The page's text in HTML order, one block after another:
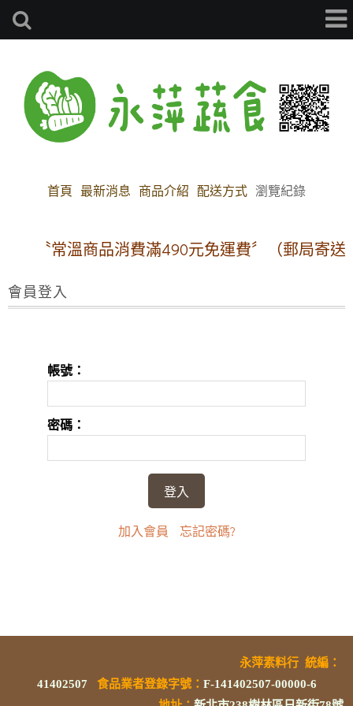
首頁 最新消息 商品介紹 配送方式 瀏覽紀錄
〝常溫商品消費滿490元免運費〞（郵局寄送
會員登入
帳號：
密碼：
加入會員 忘記密碼?
永萍素料行 統編 ：
41402507
食品業者登錄字號： F-141402507-00000-6